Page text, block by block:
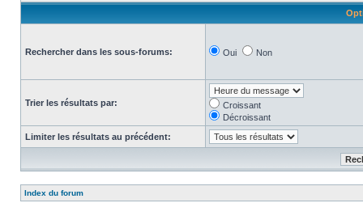
Rechercher dans les sous-forums: Oui Non
Trier les résultats par:
Croissant
Décroissant
Limiter les résultats au précédent:
Index du forum